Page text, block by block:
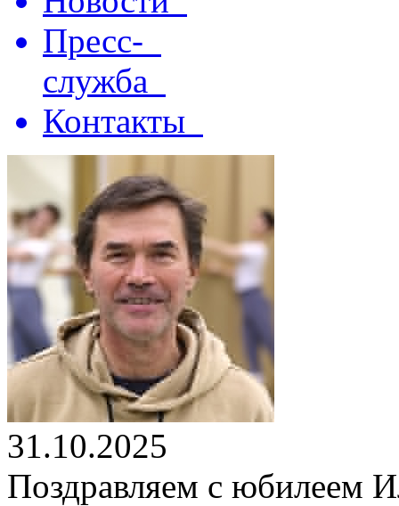
Пресс-
служба
Контакты
31.10.2025
Поздравляем с юбилеем